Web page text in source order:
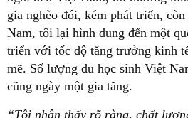
gia nghèo đói, kém phát triển,
Nam, tôi lại hình dung đến một
triển với tốc độ tăng trưởng kinh
mẽ. Số lượng du học sinh Việt
cũng ngày một gia tăng.
“Tôi nhận thấy rõ ràng, chất